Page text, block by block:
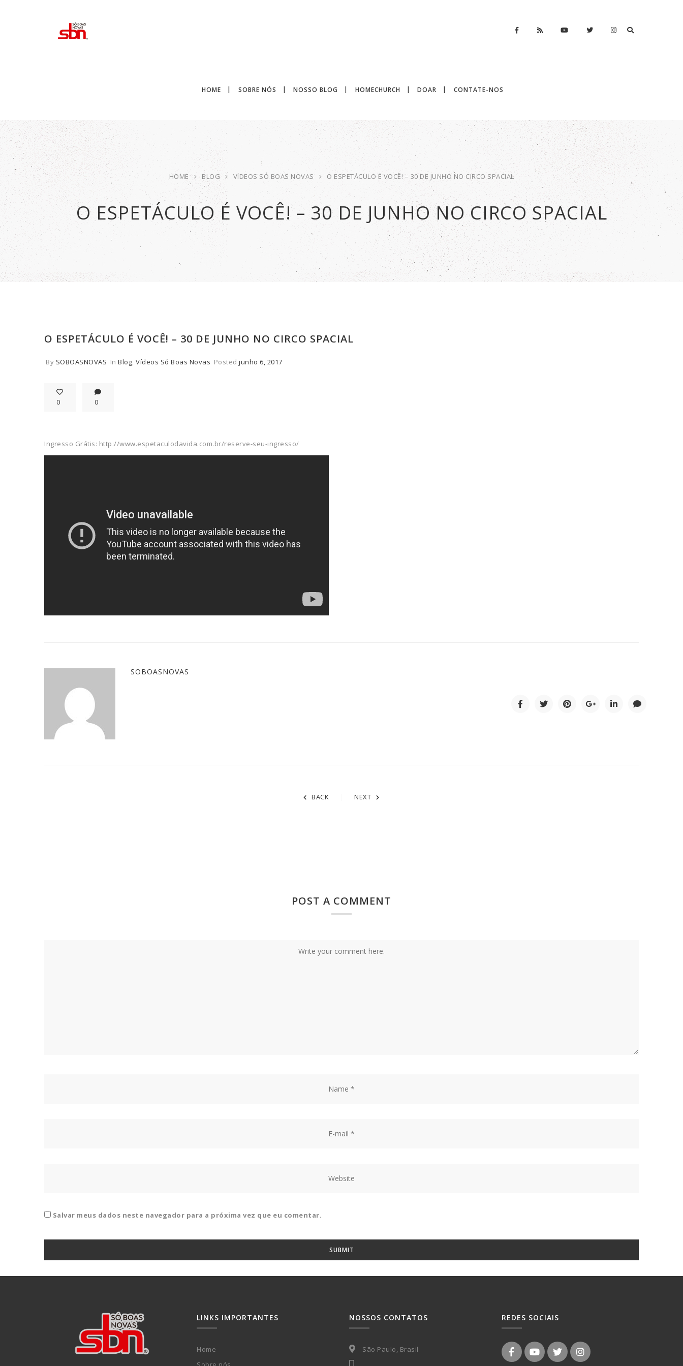
HOME SOBRE NÓS NOSSO BLOG HOMECHURCH DOAR CONTATE-NOS
HOME BLOG VÍDEOS SÓ BOAS NOVAS O ESPETÁCULO É VOCÊ! – 30 DE JUNHO NO CIRCO SPACIAL
O ESPETÁCULO É VOCÊ! – 30 DE JUNHO NO CIRCO SPACIAL
O ESPETÁCULO É VOCÊ! – 30 DE JUNHO NO CIRCO SPACIAL
By SOBOASNOVAS In Blog, Vídeos Só Boas Novas Posted junho 6, 2017
0 0
Ingresso Grátis: http://www.espetaculodavida.com.br/reserve-seu-ingresso/
SOBOASNOVAS
BACK NEXT
POST A COMMENT
Salvar meus dados neste navegador para a próxima vez que eu comentar.
LINKS IMPORTANTES
Home
NOSSOS CONTATOS
São Paulo, Brasil
REDES SOCIAIS